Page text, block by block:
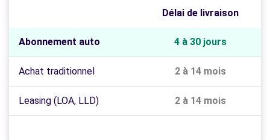
Délai de livraison
Abonnement auto 4 à 30 jours
Achat traditionnel 2 à 14 mois
Leasing (LOA, LLD) 2 à 14 mois